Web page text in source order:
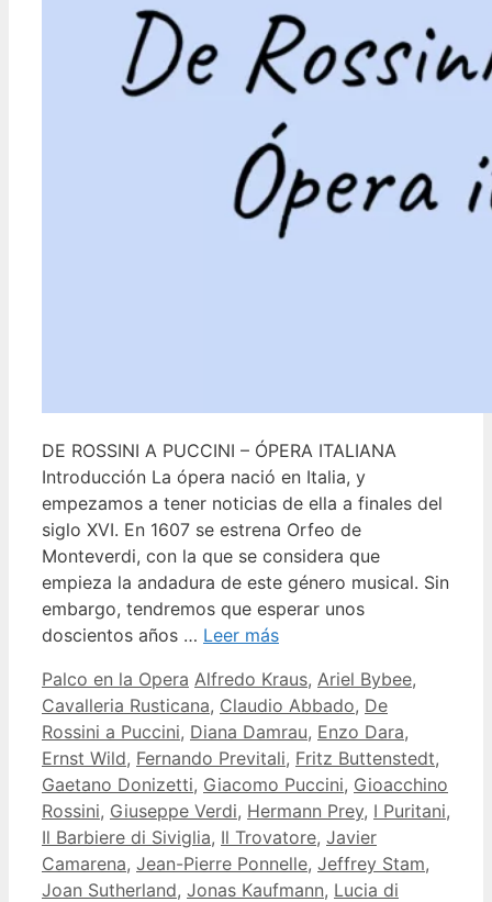
DE ROSSINI A PUCCINI – ÓPERA ITALIANA
Introducción La ópera nació en Italia, y
empezamos a tener noticias de ella a finales del
siglo XVI. En 1607 se estrena Orfeo de
Monteverdi, con la que se considera que
empieza la andadura de este género musical. Sin
embargo, tendremos que esperar unos
doscientos años … Leer más
Categorías
Palco en la Opera Etiquetas
Alfredo Kraus, Ariel Bybee,
Cavalleria Rusticana, Claudio Abbado, De
Rossini a Puccini, Diana Damrau, Enzo Dara,
Ernst Wild, Fernando Previtali, Fritz Buttenstedt,
Gaetano Donizetti, Giacomo Puccini, Gioacchino
Rossini, Giuseppe Verdi, Hermann Prey, I Puritani,
Il Barbiere di Siviglia, Il Trovatore, Javier
Camarena, Jean-Pierre Ponnelle, Jeffrey Stam,
Joan Sutherland, Jonas Kaufmann, Lucia di